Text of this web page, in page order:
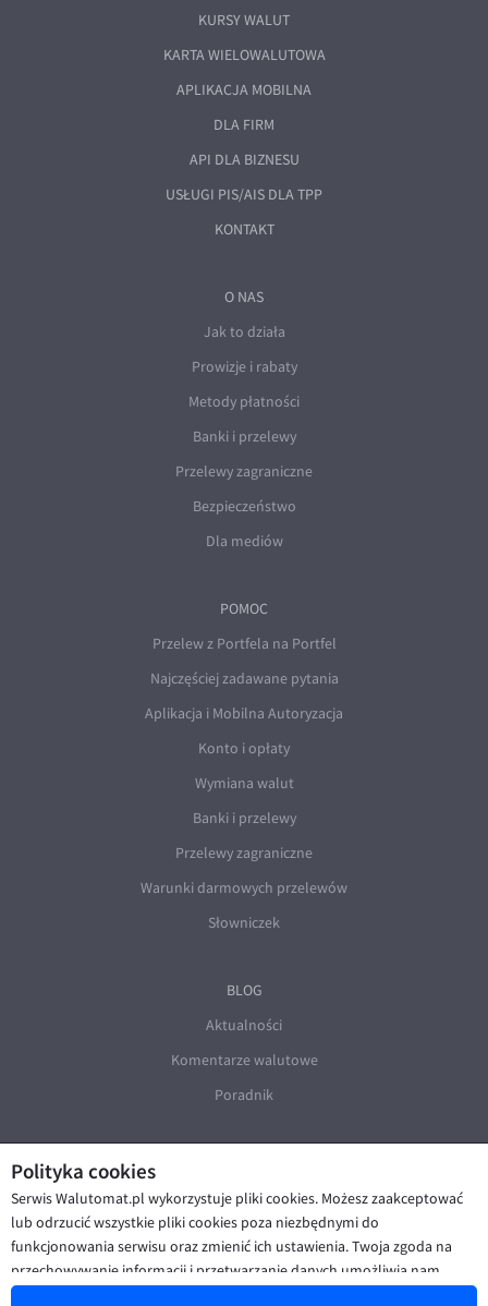
Polityka cookies
Serwis Walutomat.pl wykorzystuje pliki cookies. Możesz zaakceptować
lub odrzucić wszystkie pliki cookies poza niezbędnymi do
funkcjonowania serwisu oraz zmienić ich ustawienia. Twoja zgoda na
przechowywanie informacji i przetwarzanie danych umożliwia nam
poprawę funkcjonalności strony oraz prezentowanie Ci
KURSY WALUT
KARTA WIELOWALUTOWA
APLIKACJA MOBILNA
DLA FIRM
API DLA BIZNESU
USŁUGI PIS/AIS DLA TPP
KONTAKT
O NAS
Jak to działa
Prowizje i rabaty
Metody płatności
Banki i przelewy
Przelewy zagraniczne
Bezpieczeństwo
Dla mediów
POMOC
Przelew z Portfela na Portfel
Najczęściej zadawane pytania
Aplikacja i Mobilna Autoryzacja
Konto i opłaty
Wymiana walut
Banki i przelewy
Przelewy zagraniczne
Warunki darmowych przelewów
Słowniczek
BLOG
Aktualności
Komentarze walutowe
Poradnik
© Walutomat 2026 | Regulaminy
|
Polityka prywatności i cookies | Deklaracja dostępności